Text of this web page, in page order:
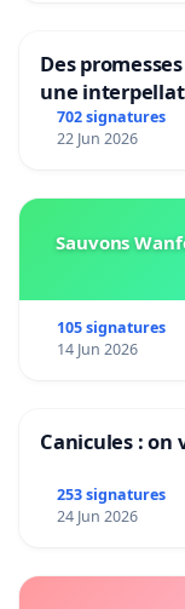
Des
une
climat et de
702 signatures
22 Jun 2026
Sauvons
105 signatures
14 Jun 2026
Canicules : on
253 signatures
24 Jun 2026